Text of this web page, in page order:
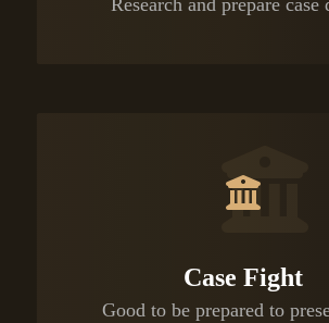
Research and prepare case
Case Fight
Good to be prepared to